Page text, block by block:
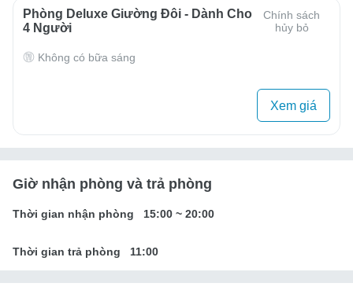
Phòng Deluxe Giường Đôi - Dành Cho
4 Người
Chính sách
hủy bỏ
Không có bữa sáng
Xem giá
Giờ nhận phòng và trả phòng
Thời gian nhận phòng 15:00 ~ 20:00
Thời gian trả phòng 11:00